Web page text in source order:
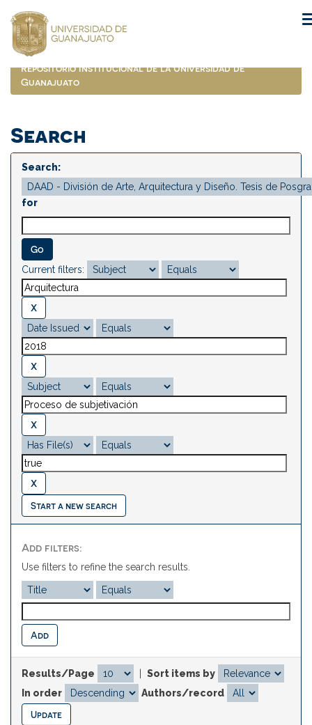
navigation
Repositorio Institucional de la Universidad de
Guanajuato
Search
Search:
for
Current filters:
Start a new search
Add filters:
Use filters to refine the search results.
Results/Page
Sort items by
In order
Authors/record